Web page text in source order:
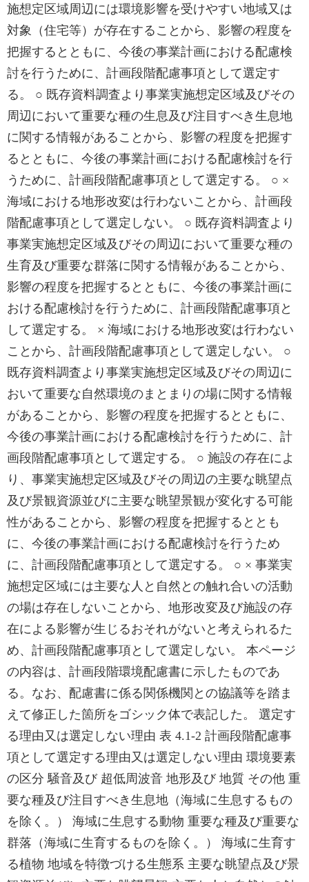
施想定区域周辺には環境影響を受けやすい地域又は
対象（住宅等）が存在することから、影響の程度を
把握するとともに、今後の事業計画における配慮検
討を行うために、計画段階配慮事項として選定す
る。 ○ 既存資料調査より事業実施想定区域及びその
周辺において重要な種の生息及び注目すべき生息地
に関する情報があることから、影響の程度を把握す
るとともに、今後の事業計画における配慮検討を行
うために、計画段階配慮事項として選定する。 ○ ×
海域における地形改変は行わないことから、計画段
階配慮事項として選定しない。 ○ 既存資料調査より
事業実施想定区域及びその周辺において重要な種の
生育及び重要な群落に関する情報があることから、
影響の程度を把握するとともに、今後の事業計画に
おける配慮検討を行うために、計画段階配慮事項と
して選定する。 × 海域における地形改変は行わない
ことから、計画段階配慮事項として選定しない。 ○
既存資料調査より事業実施想定区域及びその周辺に
おいて重要な自然環境のまとまりの場に関する情報
があることから、影響の程度を把握するとともに、
今後の事業計画における配慮検討を行うために、計
画段階配慮事項として選定する。 ○ 施設の存在によ
り、事業実施想定区域及びその周辺の主要な眺望点
及び景観資源並びに主要な眺望景観が変化する可能
性があることから、影響の程度を把握するととも
に、今後の事業計画における配慮検討を行うため
に、計画段階配慮事項として選定する。 ○ × 事業実
施想定区域には主要な人と自然との触れ合いの活動
の場は存在しないことから、地形改変及び施設の存
在による影響が生じるおそれがないと考えられるた
め、計画段階配慮事項として選定しない。 本ページ
の内容は、計画段階環境配慮書に示したものであ
る。なお、配慮書に係る関係機関との協議等を踏ま
えて修正した箇所をゴシック体で表記した。 選定す
る理由又は選定しない理由 表 4.1-2 計画段階配慮事
項として選定する理由又は選定しない理由 環境要素
の区分 騒音及び 超低周波音 地形及び 地質 その他 重
要な種及び注目すべき生息地（海域に生息するもの
を除く。） 海域に生息する動物 重要な種及び重要な
群落（海域に生育するものを除く。） 海域に生育す
る植物 地域を特徴づける生態系 主要な眺望点及び景